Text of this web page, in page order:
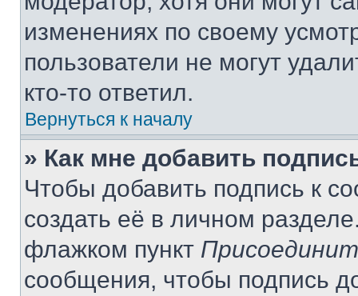
изменениях по своему
пользователи не могут
кто-то ответил.
Вернуться к началу
» Как мне добавить
Чтобы добавить подпись к
создать её в личном
флажком пункт
сообщения, чтобы подпись